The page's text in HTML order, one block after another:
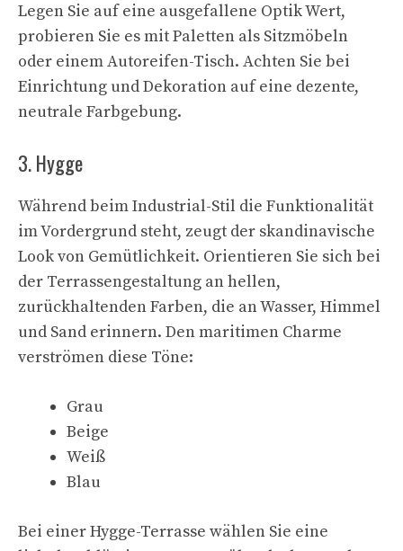
Legen Sie auf eine ausgefallene Optik Wert,
probieren Sie es mit Paletten als Sitzmöbeln
oder einem Autoreifen-Tisch. Achten Sie bei
Einrichtung und Dekoration auf eine dezente,
neutrale Farbgebung.
3. Hygge
Während beim Industrial-Stil die Funktionalität
im Vordergrund steht, zeugt der skandinavische
Look von Gemütlichkeit. Orientieren Sie sich bei
der Terrassengestaltung an hellen,
zurückhaltenden Farben, die an Wasser, Himmel
und Sand erinnern. Den maritimen Charme
verströmen diese Töne:
Grau
Beige
Weiß
Blau
Bei einer Hygge-Terrasse wählen Sie eine